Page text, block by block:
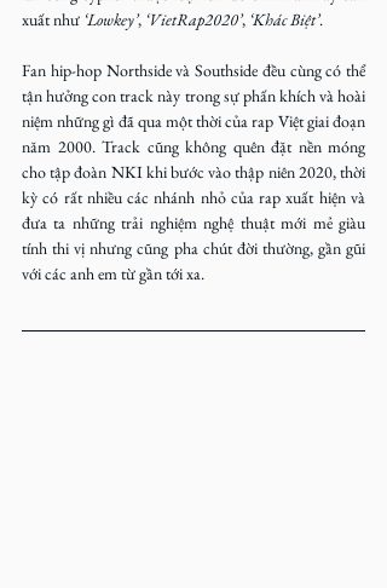
xuất như ‘Lowkey’, ‘VietRap2020’, ‘Khác Biệt’.
Fan hip-hop Northside và Southside đều cùng có thể
tận hưởng con track này trong sự phấn khích và hoài
niệm những gì đã qua một thời của rap Việt giai đoạn
năm 2000. Track cũng không quên đặt nền móng
cho tập đoàn NKI khi bước vào thập niên 2020, thời
kỳ có rất nhiều các nhánh nhỏ của rap xuất hiện và
đưa ta những trải nghiệm nghệ thuật mới mẻ giàu
tính thi vị nhưng cũng pha chút đời thường, gần gũi
với các anh em từ gần tới xa.